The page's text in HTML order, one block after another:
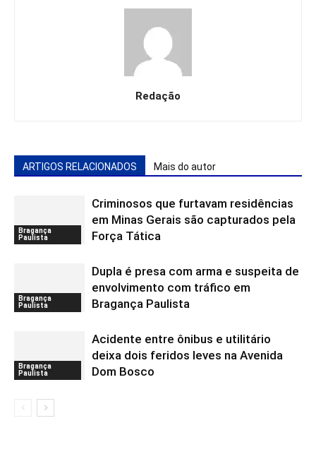
Redação
ARTIGOS RELACIONADOS Mais do autor
Bragança
Paulista
Criminosos que furtavam residências
em Minas Gerais são capturados pela
Força Tática
Bragança
Paulista
Dupla é presa com arma e suspeita de
envolvimento com tráfico em
Bragança Paulista
Bragança
Paulista
Acidente entre ônibus e utilitário
deixa dois feridos leves na Avenida
Dom Bosco